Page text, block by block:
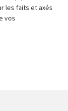
les faits et axés
vos